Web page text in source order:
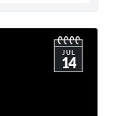
JUL
14